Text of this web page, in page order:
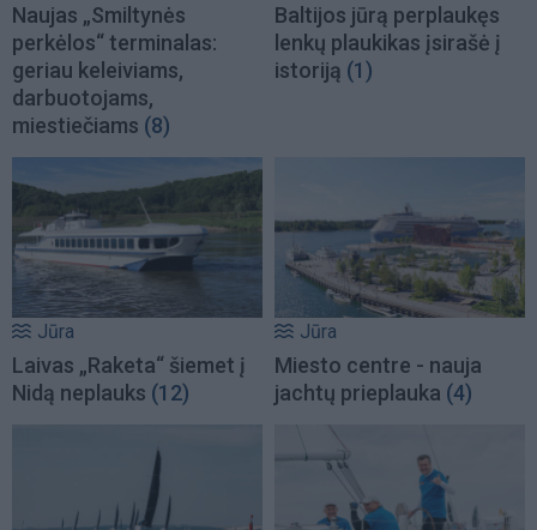
Naujas „Smiltynės
perkėlos“ terminalas:
geriau keleiviams,
darbuotojams,
miestiečiams (8)
Baltijos jūrą perplaukęs
lenkų plaukikas įsirašė į
istoriją (1)
Jūra
Laivas „Raketa“ šiemet į
Nidą neplauks (12)
Jūra
Miesto centre - nauja
jachtų prieplauka (4)